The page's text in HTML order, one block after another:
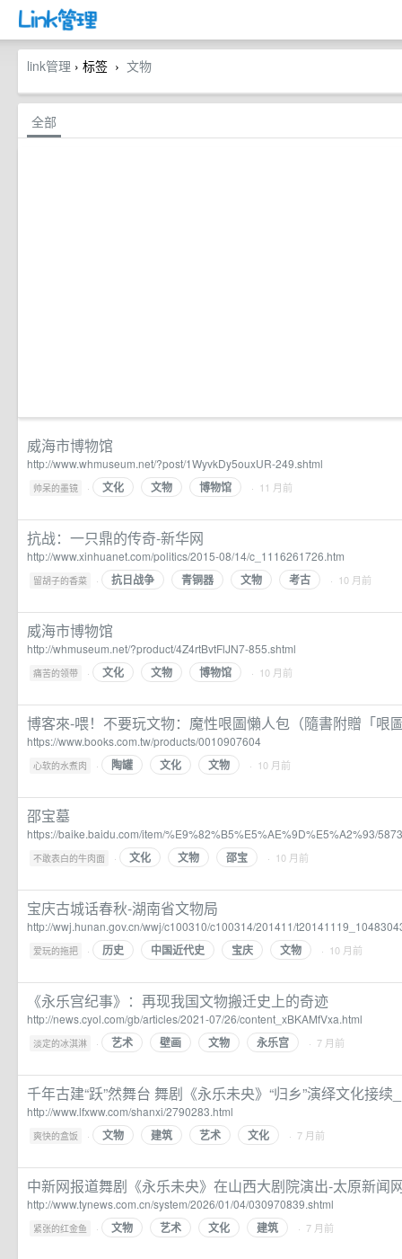
link管理 › 标签 › 文物
全部
威海市博物馆
http://www.whmuseum.net/?post/1WyvkDy5ouxUR-249.shtml
帅呆的墨镜 · 文化 文物 博物馆 · 11 月前
抗战：一只鼎的传奇-新华网
http://www.xinhuanet.com/politics/2015-08/14/c_1116261726.htm
留胡子的香菜 · 抗日战争 青铜器 文物 考古 · 10 月前
威海市博物馆
http://whmuseum.net/?product/4Z4rtBvtFlJN7-855.shtml
痛苦的领带 · 文化 文物 博物馆 · 10 月前
博客來-喂！不要玩文物：魔性哏圖懶人包（隨書附贈「哏
https://www.books.com.tw/products/0010907604
心软的水煮肉 · 陶罐 文化 文物 · 10 月前
邵宝墓
https://baike.baidu.com/item/%E9%82%B5%E5%AE%9D%E5%A2%93/
不敢表白的牛肉面 · 文化 文物 邵宝 · 10 月前
宝庆古城话春秋-湖南省文物局
http://wwj.hunan.gov.cn/wwj/c100310/c100314/201411/
爱玩的拖把 · 历史 中国近代史 宝庆 文物 · 10 月前
《永乐宫纪事》：再现我国文物搬迁史上的奇迹
http://news.cyol.com/gb/articles/2021-07/26/content_xBKAMfVxa.html
淡定的冰淇淋 · 艺术 壁画 文物 永乐宫 · 7 月前
千年古建“跃”然舞台 舞剧《永乐未央》“归乡”演绎文化接续
http://www.lfxww.com/shanxi/2790283.html
爽快的盒饭 · 文物 建筑 艺术 文化 · 7 月前
中新网报道舞剧《永乐未央》在山西大剧院演出-太原新闻
http://www.tynews.com.cn/system/2026/01/04/030970839.shtml
紧张的红金鱼 · 文物 艺术 文化 建筑 · 7 月前